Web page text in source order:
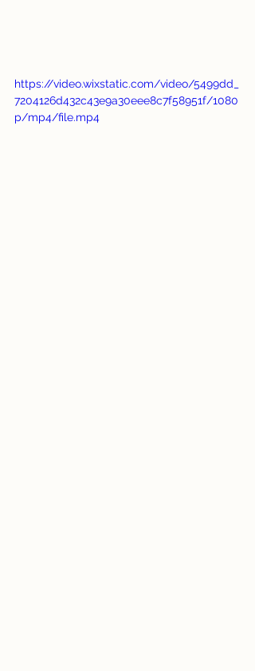
https://video.wixstatic.com/video/5499dd_
7204126d432c43e9a30eee8c7f58951f/1080
p/mp4/file.mp4